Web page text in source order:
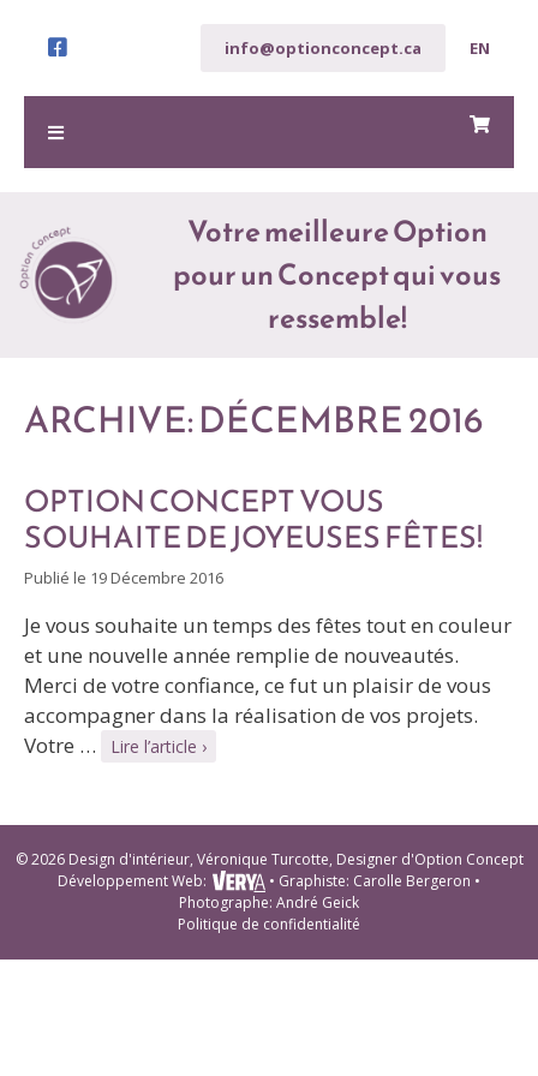
info@optionconcept.ca EN
Votre meilleure Option
pour un Concept qui vous
ressemble!​
ARCHIVE: DÉCEMBRE 2016
OPTION CONCEPT VOUS
SOUHAITE DE JOYEUSES FÊTES!
Publié le 19 Décembre 2016
Je vous souhaite un temps des fêtes tout en couleur
et une nouvelle année remplie de nouveautés.
Merci de votre confiance, ce fut un plaisir de vous
accompagner dans la réalisation de vos projets.
Votre …
Lire l’article ›
© 2026 Design d'intérieur, Véronique Turcotte, Designer d'Option Concept
Développement Web: • Graphiste: Carolle Bergeron •
Photographe: André Geick
Politique de confidentialité